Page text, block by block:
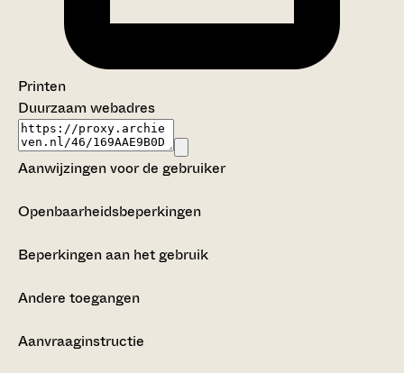
Printen
Duurzaam webadres
Aanwijzingen voor de gebruiker
Openbaarheidsbeperkingen
Beperkingen aan het gebruik
Andere toegangen
Aanvraaginstructie